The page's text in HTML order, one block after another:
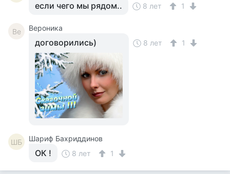
если чего мы рядом.. 8 лет 1
Ве Вероника
договорились) 8 лет 1
ШБ Шариф Бахриддинов
ОК ! 8 лет 1